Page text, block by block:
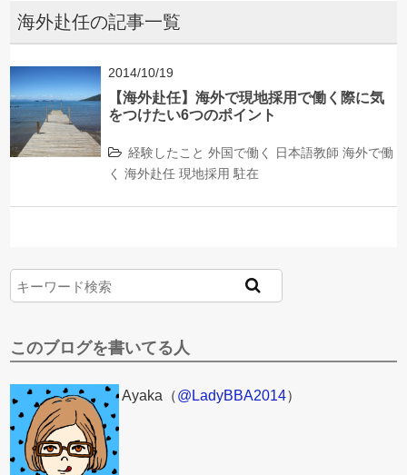
海外赴任の記事一覧
2014/10/19
【海外赴任】海外で現地採用で働く際に気
をつけたい6つのポイント
経験したこと 外国で働く 日本語教師 海外で働
く 海外赴任 現地採用 駐在
このブログを書いてる人
Ayaka（@LadyBBA2014）